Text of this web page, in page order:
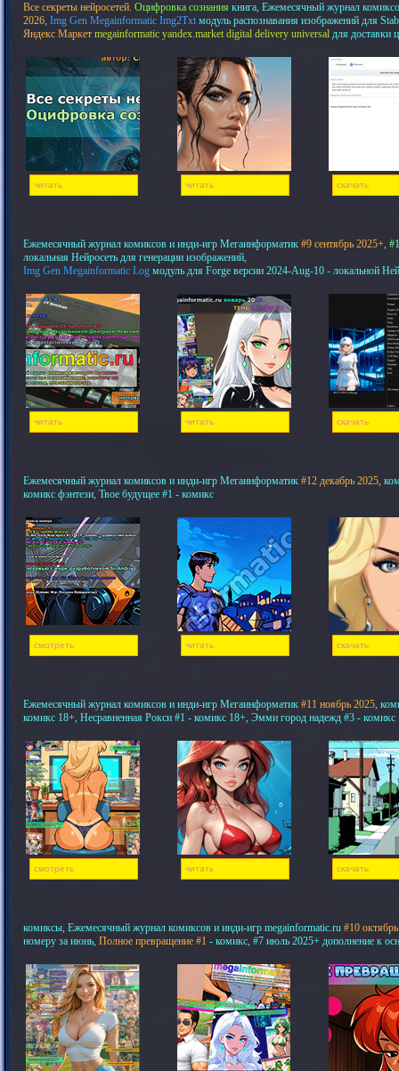
Все секреты нейросетей. Оцифровка сознания книга, Ежемесячный журнал
2026, Img Gen Megainformatic Img2Txt модуль распознавания изображений для
Яндекс Маркет megainformatic yandex.market digital delivery universal для доставки
читать читать скачать
Ежемесячный журнал комиксов и инди-игр Мегаинформатик #9 сентябрь 2025+,
локальная Нейросеть для генерации изображений,
Img Gen Megainformatic Log модуль для Forge версии 2024-Aug-10 - локальной
читать читать скачать
Ежемесячный журнал комиксов и инди-игр Мегаинформатик #12 декабрь 2025,
комикс фэнтези, Твое будущее #1 - комикс
смотреть читать скачать
Ежемесячный журнал комиксов и инди-игр Мегаинформатик #11 ноябрь 2025,
комикс 18+, Несравненная Рокси #1 - комикс 18+, Эмми город надежд #3 - комикс
смотреть читать скачать
комиксы, Ежемесячный журнал комиксов и инди-игр megainformatic.ru #10
номеру за июнь, Полное превращение #1 - комикс, #7 июль 2025+ дополнение к